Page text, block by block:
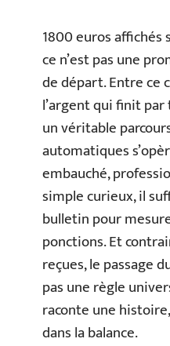
1800 euros affichés
ce n’est pas une
de départ. Entre ce
l’argent qui finit
un véritable
automatiques
embauché,
simple curieux, il
bulletin pour
ponctions. Et
reçues, le passage
pas une règle
raconte une
dans la balance.